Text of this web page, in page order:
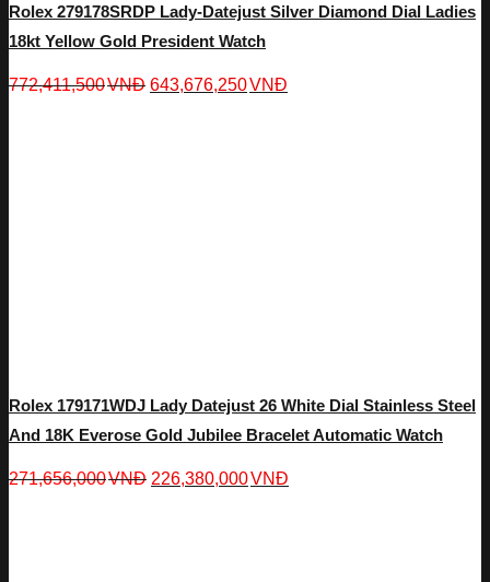
Rolex 279178SRDP Lady-Datejust Silver Diamond Dial Ladies
18kt Yellow Gold President Watch
772,411,500VNĐ 643,676,250VNĐ
Rolex 179171WDJ Lady Datejust 26 White Dial Stainless Steel
And 18K Everose Gold Jubilee Bracelet Automatic Watch
271,656,000VNĐ 226,380,000VNĐ